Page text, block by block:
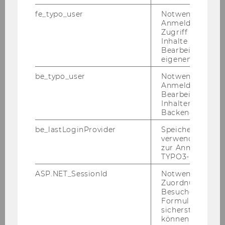
Ulf Zölitz
(U Zurich)
Esther Arenas-Arroyo (WU
Ralph Bayer (Adelaide)
Linda Dezsö (U Vienna)
Christine Grimm (WU Vienna)
Kerstin Grosch (Insight Austria)
Philipp Külpmann (U Vienna)
Simone Häckl (WU Vienna)
Gergely Hajdu (WU Vienna)
Stefan Halbauer (WU Vienna)
fe_typo_user
Notwendig für
Anmeldung und
Zugriff auf
Inhalte oder zur
Bearbeitung des
eigenen Profils.
be_typo_user
Notwendig für
Anmeldung und
Bearbeitung von
Inhalten im
Backend.
be_lastLoginProvider
Speichert die
verwendete
zur Anmeldung
TYPO3-Backend.
ASP.NET_SessionId
Notwendig, um
Zuordnung von
Besucher zu
sicherstellen zu
können.